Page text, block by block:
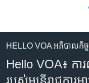
គេហទំព័រ​
រំលង​អន្តរជាតិ
HELLO VOA អភិបាលកិច្ច
Hello VOA៖ ក
របស់មន្ត្រីរាជការ